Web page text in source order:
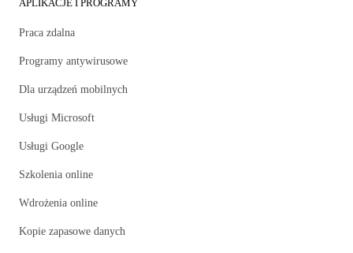
APLIKACJE I PROGRAMY
Praca zdalna
Programy antywirusowe
Dla urządzeń mobilnych
Usługi Microsoft
Usługi Google
Szkolenia online
Wdrożenia online
Kopie zapasowe danych